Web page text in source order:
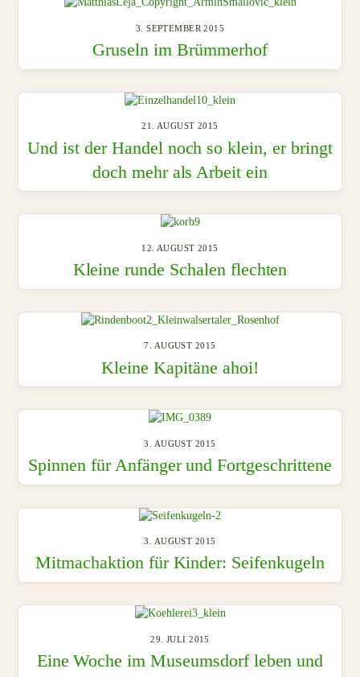
3. SEPTEMBER 2015
Gruseln im Brümmerhof
21. AUGUST 2015
Und ist der Handel noch so klein, er bringt
doch mehr als Arbeit ein
12. AUGUST 2015
Kleine runde Schalen flechten
7. AUGUST 2015
Kleine Kapitäne ahoi!
3. AUGUST 2015
Spinnen für Anfänger und Fortgeschrittene
3. AUGUST 2015
Mitmachaktion für Kinder: Seifenkugeln
29. JULI 2015
Eine Woche im Museumsdorf leben und